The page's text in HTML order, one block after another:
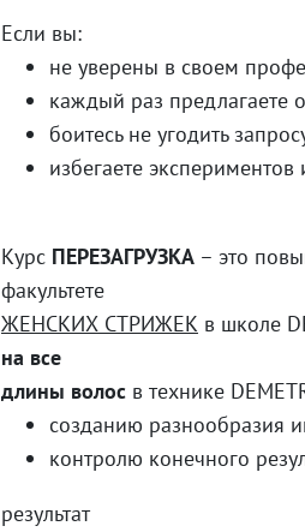
Если вы:
не уверены в своем
каждый раз предлагаете
боитесь не угодить
избегаете экспериментов
Курс ПЕРЕЗАГРУЗКА – это
факультете
ЖЕНСКИХ СТРИЖЕК в школе
на все
длины волос в технике
созданию разнообразия
контролю конечного
результат